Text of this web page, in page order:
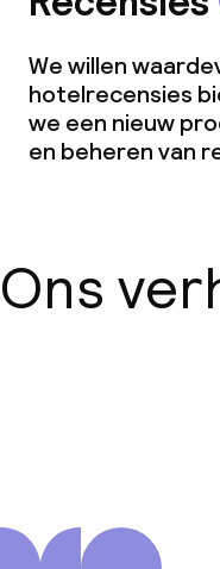
We willen
hotelrecensies
we een nieuw
en beheren van
Ons